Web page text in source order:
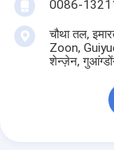
0086-
चौथा तल,
Zoon,
शेन्ज़ेन,